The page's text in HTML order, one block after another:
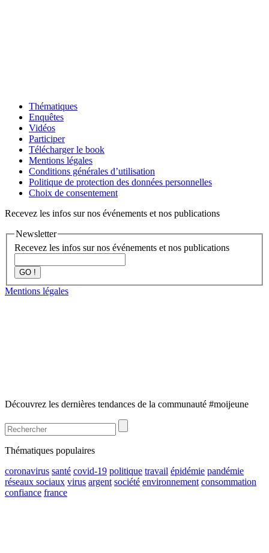
Thématiques
Enquêtes
Vidéos
Participer
Télécharger le book
Mentions légales
Conditions générales d’utilisation
Politique de protection des données personnelles
Choix de consentement
Recevez les infos sur nos événements et nos publications
Newsletter
Recevez les infos sur nos événements et nos publications
GO !
Mentions légales
Découvrez les dernières tendances de la communauté #moijeune
Thématiques populaires
coronavirus santé covid-19 politique travail épidémie pandémie
réseaux sociaux virus argent société environnement consommation
confiance france